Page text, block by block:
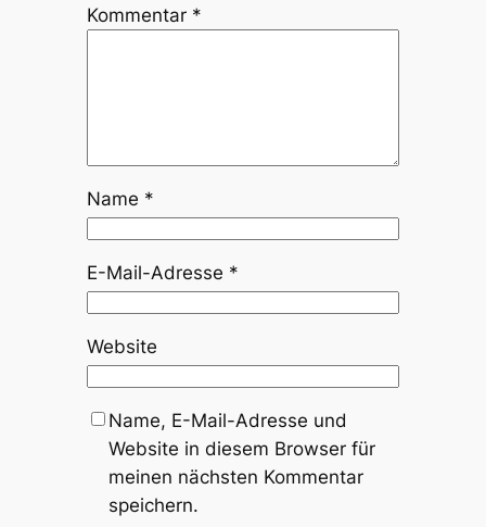
Kommentar *
Name *
E-Mail-Adresse *
Website
Name, E-Mail-Adresse und
Website in diesem Browser für
meinen nächsten Kommentar
speichern.